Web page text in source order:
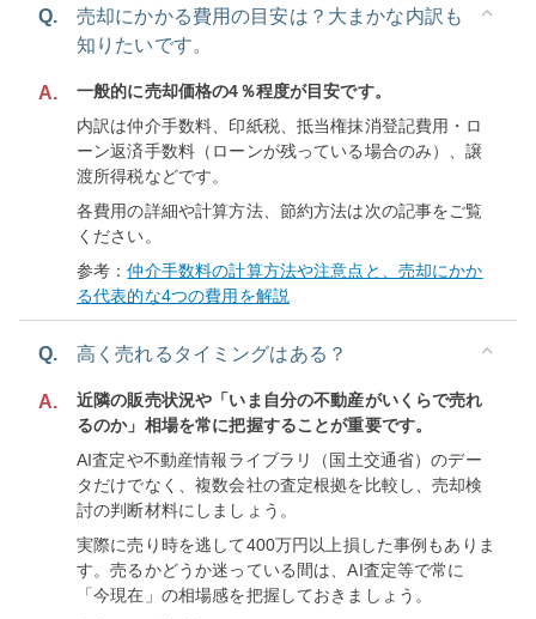
Q.
売却にかかる費用の目安は？大まかな内訳も
知りたいです。
A.
一般的に売却価格の4％程度が目安です。
内訳は仲介手数料、印紙税、抵当権抹消登記費用・ロ
ーン返済手数料（ローンが残っている場合のみ）、譲
渡所得税などです。
各費用の詳細や計算方法、節約方法は次の記事をご覧
ください。
参考：仲介手数料の計算方法や注意点と、売却にかか
る代表的な4つの費用を解説
Q. 高く売れるタイミングはある？
A.
近隣の販売状況や「いま自分の不動産がいくらで売れ
るのか」相場を常に把握することが重要です。
AI査定や不動産情報ライブラリ（国土交通省）のデー
タだけでなく、複数会社の査定根拠を比較し、売却検
討の判断材料にしましょう。
実際に売り時を逃して400万円以上損した事例もありま
す。売るかどうか迷っている間は、AI査定等で常に
「今現在」の相場感を把握しておきましょう。